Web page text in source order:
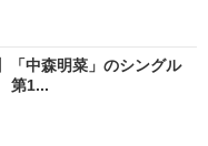
「中森明菜」のシングル
第1...